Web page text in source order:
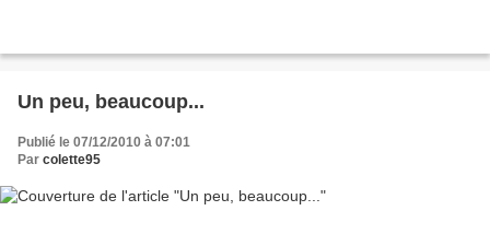
Un peu, beaucoup...
Publié le 07/12/2010 à 07:01
Par colette95